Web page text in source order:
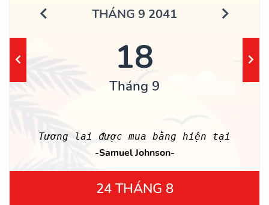
THÁNG 9 2041
18
Tháng 9
Tương lai được mua bằng hiện tại
-Samuel Johnson-
24 THÁNG 8